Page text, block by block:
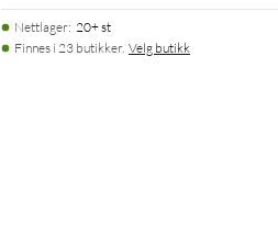
Nettlager: 20+ st
Finnes i 23 butikker. Velg butikk